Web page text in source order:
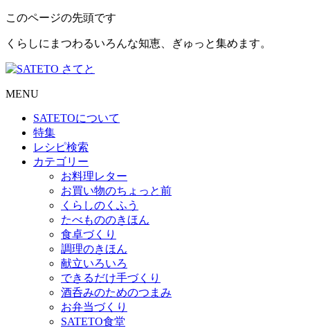
このページの先頭です
くらしにまつわるいろんな知恵、ぎゅっと集めます。
MENU
SATETOについて
特集
レシピ検索
カテゴリー
お料理レター
お買い物のちょっと前
くらしのくふう
たべもののきほん
食卓づくり
調理のきほん
献立いろいろ
できるだけ手づくり
酒呑みのためのつまみ
お弁当づくり
SATETO食堂